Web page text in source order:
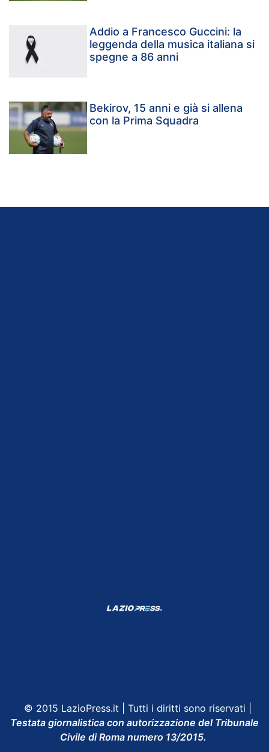
Addio a Francesco Guccini: la
leggenda della musica italiana si
spegne a 86 anni
Bekirov, 15 anni e già si allena
con la Prima Squadra
© 2015 LazioPress.it | Tutti i diritti sono riservati |
Testata giornalistica con autorizzazione del Tribunale
Civile di Roma numero 13/2015.